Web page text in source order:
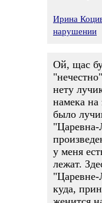
Ирина
нарушении
Ой, щас
нету
намека
было
у меня
лежат.
куда,